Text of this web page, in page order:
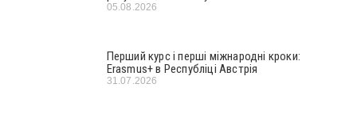
05.08.2026
Перший курс і перші міжнародні кроки:
Erasmus+ в Республіці Австрія
31.07.2026